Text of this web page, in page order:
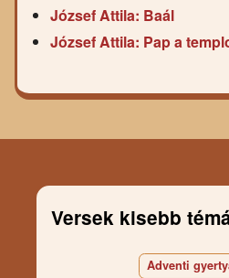
József Attila: Baál
József Attila: Pap a
Versek kisebb
Adventi